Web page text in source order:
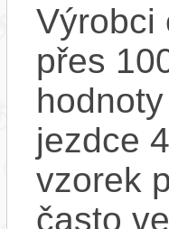
Výrobci
přes
jezdce
vzorek
často